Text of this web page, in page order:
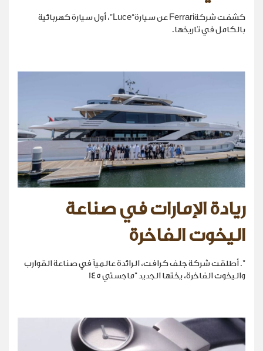
كشفت شركةFerrari عن سيارة“Luce”، أول سيارة كهربائية
بالكامل في تاريخها.
ريادة الإمارات في صناعة
اليخوت الفاخرة
". أطلقت شركة جلف كرافت، الرائدة عالمياً في صناعة القوارب
واليخوت الفاخرة، يختها الجديد "ماجستي 145